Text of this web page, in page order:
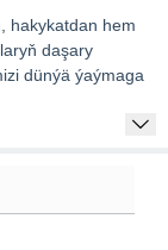
hakykatdan hem
daşary
dünýä ýaýmaga